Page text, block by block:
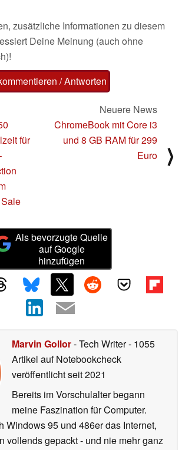
zusätzliche Informationen zu diesem
Deine Meinung (auch ohne
/ Antworten
für
Neuere News
ChromeBook mit Core i3
und 8 GB RAM für 299
Euro
⟩
Als bevorzugte Quelle
auf Google
hinzufügen
Marvin Gollor- Tech Writer- 1055
Artikel auf Notebookcheck
veröffentlichtseit 2021
Bereits im Vorschulalter begann
meine Faszination für Computer.
Windows 95 und 486er das Internet,
vollends gepackt - und nie mehr ganz